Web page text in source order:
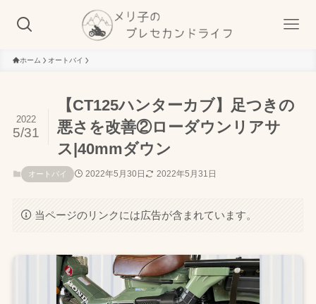
ホーム オートバイ
【CT125ハンターカブ】足つきの
悪さを改善②ローダウンリアサ
ス|40mmダウン
2022
5/31
オートバイ 2022年5月30日 2022年5月31日
当ページのリンクには広告が含まれています。